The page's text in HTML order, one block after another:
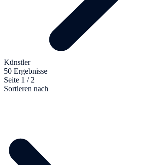
Künstler
50 Ergebnisse
Seite 1 / 2
Sortieren nach